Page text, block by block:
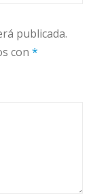
publicada.
con *